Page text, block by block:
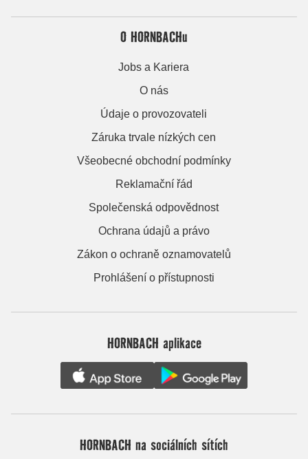
O HORNBACHu
Jobs a Kariera
O nás
Údaje o provozovateli
Záruka trvale nízkých cen
Všeobecné obchodní podmínky
Reklamační řád
Společenská odpovědnost
Ochrana údajů a právo
Zákon o ochraně oznamovatelů
Prohlášení o přístupnosti
HORNBACH aplikace
HORNBACH na sociálních sítích